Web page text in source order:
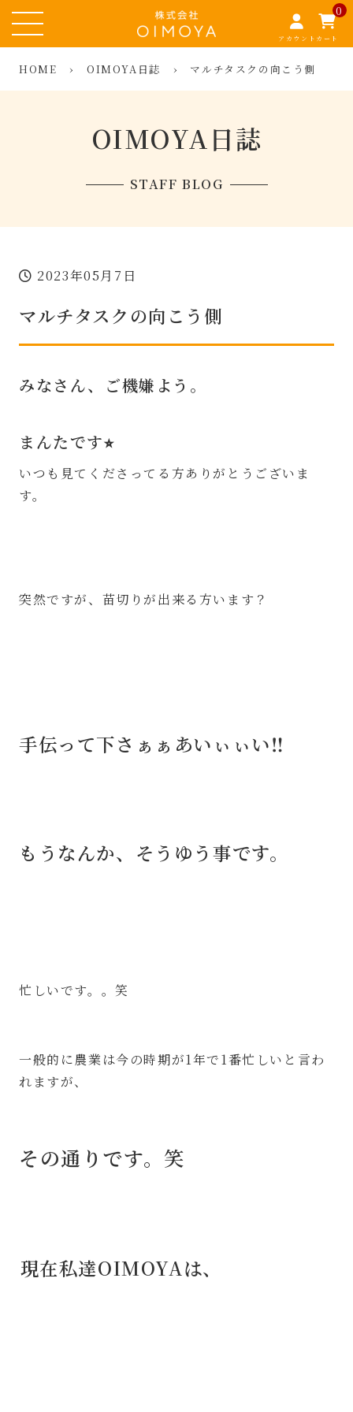
アカウント
0
カート
HOME › OIMOYA日誌 › マルチタスクの向こう側
OIMOYA日誌
STAFF BLOG
2023年05月7日
マルチタスクの向こう側
みなさん、ご機嫌よう。
まんたです⭐︎
いつも見てくださってる方ありがとうございま
す。⁡
突然ですが、苗切りが出来る方います？
手伝って下さぁぁあいぃぃい‼︎
もうなんか、そうゆう事です。
忙しいです。。笑
一般的に農業は今の時期が1年で1番忙しいと言わ
れますが、
その通りです。笑
⁡現在私達OIMOYAは、